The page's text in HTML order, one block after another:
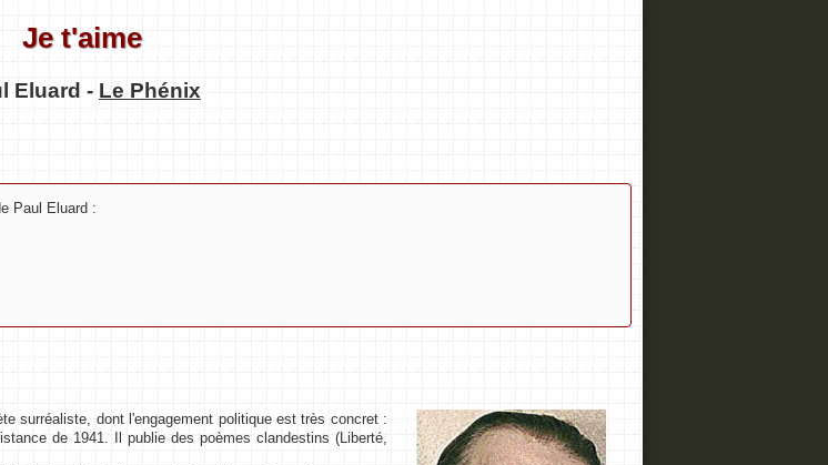
Je t'aime
Eluard - Le Phénix
Paul Eluard :
surréaliste, dont l'engagement politique est très concret :
de 1941. Il publie des poèmes clandestins (Liberté,